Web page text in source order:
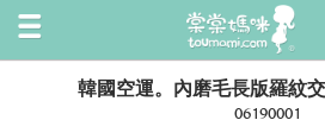
韓國空運。內磨毛長版羅紋
06190001